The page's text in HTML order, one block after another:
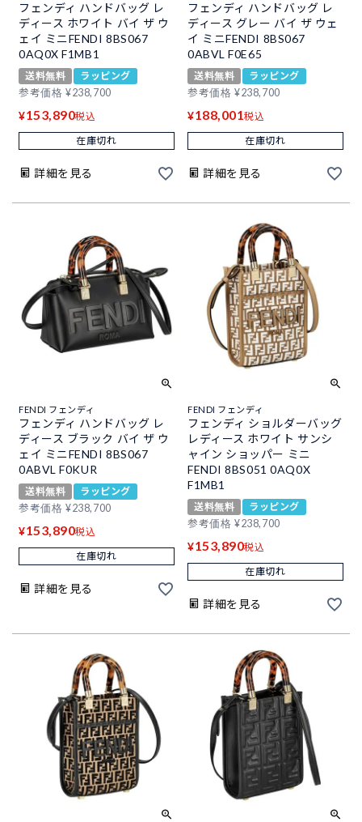
フェンディ ハンドバッグ レ
ディース ホワイト バイ ザ ウ
ェイ ミニFENDI 8BS067
0AQ0X F1MB1
送料無料
ラッピング
参考価格 ¥238,700
¥153,890税込
在庫切れ
詳細を見る
フェンディ ハンドバッグ レ
ディース グレー バイ ザ ウェ
イ ミニFENDI 8BS067
0ABVL F0E65
送料無料
ラッピング
参考価格 ¥238,700
¥188,001税込
在庫切れ
詳細を見る
FENDI フェンディ
フェンディ ハンドバッグ レ
ディース ブラック バイ ザ ウ
ェイ ミニFENDI 8BS067
0ABVL F0KUR
送料無料
ラッピング
参考価格 ¥238,700
¥153,890税込
在庫切れ
詳細を見る
FENDI フェンディ
フェンディ ショルダーバッグ
レディース ホワイト サンシ
ャイン ショッパー ミニ
FENDI 8BS051 0AQ0X
F1MB1
送料無料
ラッピング
参考価格 ¥238,700
¥153,890税込
在庫切れ
詳細を見る